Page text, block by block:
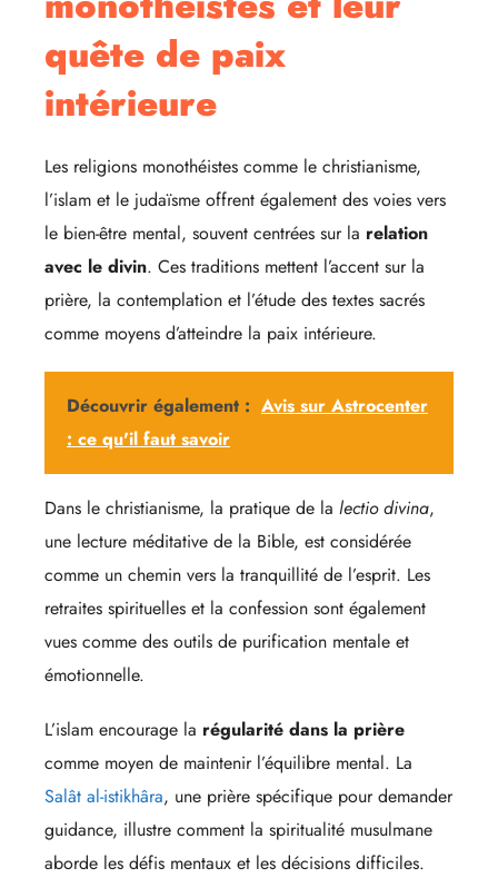
quête de paix
intérieure
Les religions monothéistes comme le christianisme,
l’islam et le judaïsme offrent également des voies vers
le bien-être mental, souvent centrées sur la relation
avec le divin. Ces traditions mettent l’accent sur la
prière, la contemplation et l’étude des textes sacrés
comme moyens d’atteindre la paix intérieure.
Découvrir également : Avis sur Astrocenter
: ce qu'il faut savoir
Dans le christianisme, la pratique de la lectio divina,
une lecture méditative de la Bible, est considérée
comme un chemin vers la tranquillité de l’esprit. Les
retraites spirituelles et la confession sont également
vues comme des outils de purification mentale et
émotionnelle.
L’islam encourage la régularité dans la prière
comme moyen de maintenir l’équilibre mental. La
Salât al-istikhâra, une prière spécifique pour demander
guidance, illustre comment la spiritualité musulmane
aborde les défis mentaux et les décisions difficiles.